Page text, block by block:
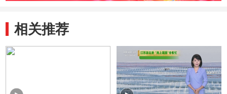
相关推荐